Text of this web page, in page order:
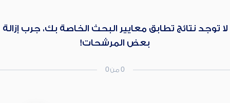
لا توجد نتائج تطابق معايير البحث الخاصة بك، جرب إزالة
بعض المرشحات!
0 من 0